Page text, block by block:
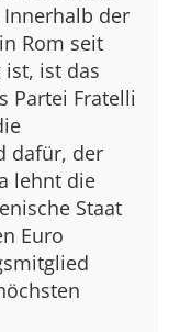
Innerhalb der
Rom seit
ist, ist das
Partei Fratelli
dafür, der
lehnt die
Staat
Euro